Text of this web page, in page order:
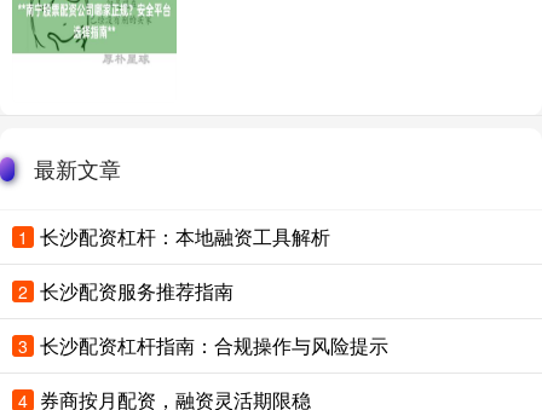
最新文章
1 长沙配资杠杆：本地融资工具解析
2 长沙配资服务推荐指南
3 长沙配资杠杆指南：合规操作与风险提示
4 券商按月配资，融资灵活期限稳